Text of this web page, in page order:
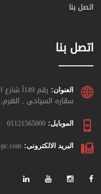
اتصل بنا
اتصل بنا
العنوان:
رقم
سقاره السياحى ,
الموبايل:
البريد الالكترونى: